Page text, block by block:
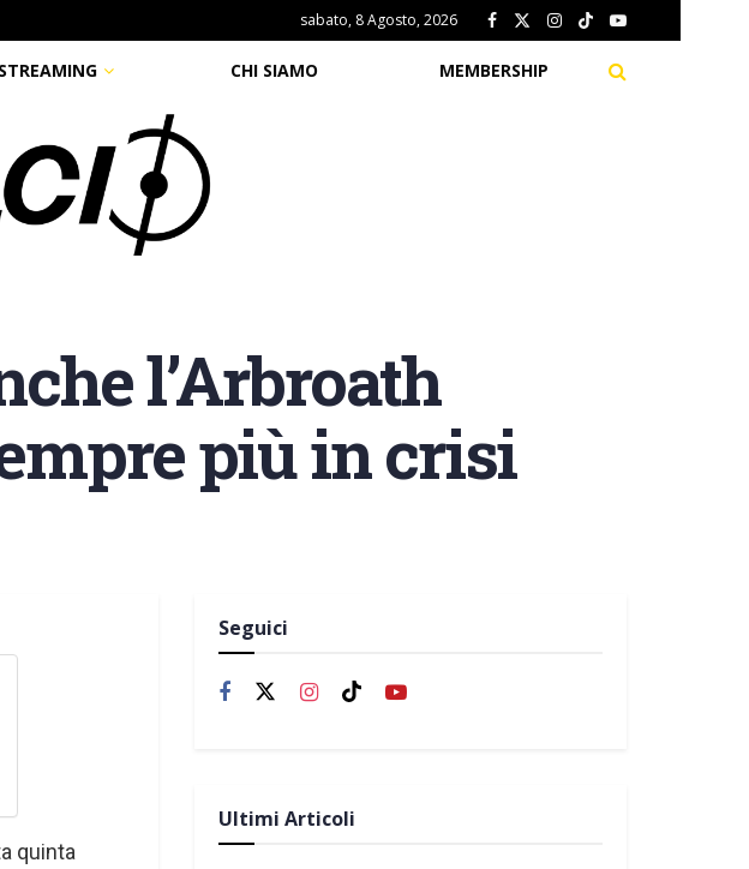
sabato, 8 Agosto, 2026
STREAMING CHI SIAMO MEMBERSHIP
l’Arbroath
più in crisi
quinta
Seguici
Ultimi Articoli